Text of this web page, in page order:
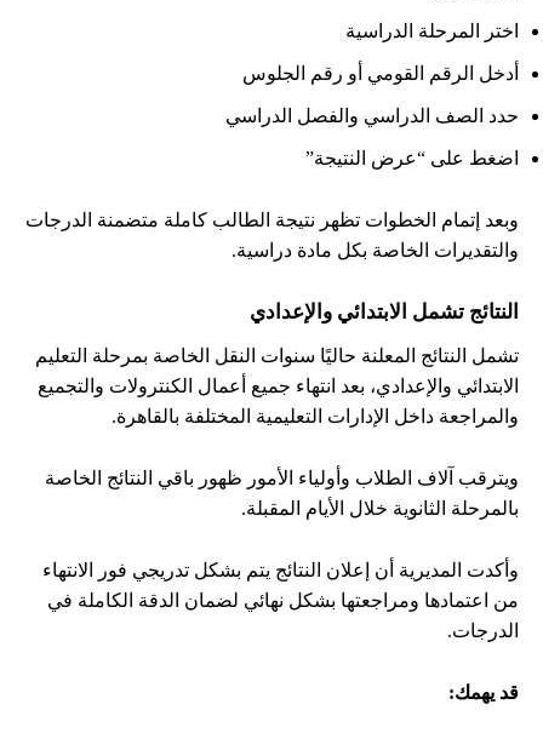
اختر المرحلة الدراسية
أدخل الرقم القومي أو رقم الجلوس
حدد الصف الدراسي والفصل الدراسي
اضغط على “عرض النتيجة”
وبعد إتمام الخطوات تظهر نتيجة الطالب كاملة متضمنة الدرجات
والتقديرات الخاصة بكل مادة دراسية.
النتائج تشمل الابتدائي والإعدادي
تشمل النتائج المعلنة حاليًا سنوات النقل الخاصة بمرحلة التعليم
الابتدائي والإعدادي، بعد انتهاء جميع أعمال الكنترولات والتجميع
والمراجعة داخل الإدارات التعليمية المختلفة بالقاهرة.
ويترقب آلاف الطلاب وأولياء الأمور ظهور باقي النتائج الخاصة
بالمرحلة الثانوية خلال الأيام المقبلة.
وأكدت المديرية أن إعلان النتائج يتم بشكل تدريجي فور الانتهاء
من اعتمادها ومراجعتها بشكل نهائي لضمان الدقة الكاملة في
الدرجات.
قد يهمك: